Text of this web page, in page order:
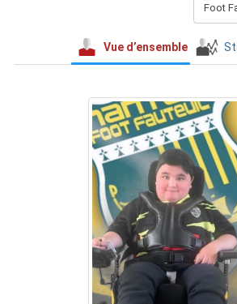
Foot
Vue d’ensemble